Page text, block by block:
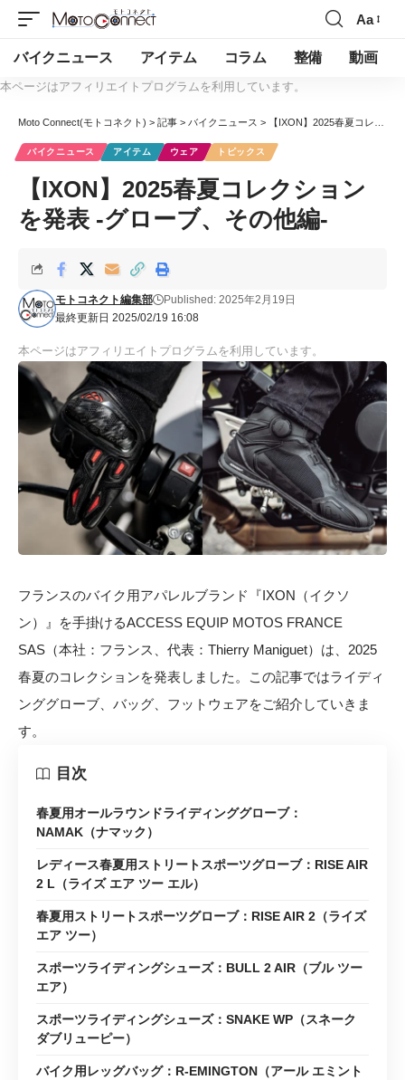
Aa
バイクニュース アイテム コラム 整備 動画
本ページはアフィリエイトプログラムを利用しています。
Moto Connect(モトコネクト) > 記事 > バイクニュース > 【IXON】2025春夏コレクションを発表 -グローブ、その他編-
バイクニュース アイテム ウェア トピックス
【IXON】2025春夏コレクション
を発表 -グローブ、その他編-
最終更新日 2025/02/19 16:08
モトコネクト編集部 Published: 2025年2月19日
本ページはアフィリエイトプログラムを利用しています。
フランスのバイク用アパレルブランド『IXON（イクソ
ン）』を手掛けるACCESS EQUIP MOTOS FRANCE
SAS（本社：フランス、代表：Thierry Maniguet）は、2025
春夏のコレクションを発表しました。この記事ではライディ
ンググローブ、バッグ、フットウェアをご紹介していきま
す。
目次
春夏用オールラウンドライディンググローブ：
NAMAK（ナマック）
レディース春夏用ストリートスポーツグローブ：RISE AIR
2 L（ライズ エア ツー エル）
春夏用ストリートスポーツグローブ：RISE AIR 2（ライズ
エア ツー）
スポーツライディングシューズ：BULL 2 AIR（ブル ツー
エア）
スポーツライディングシューズ：SNAKE WP（スネーク
ダブリューピー）
バイク用レッグバッグ：R-EMINGTON（アール エミント